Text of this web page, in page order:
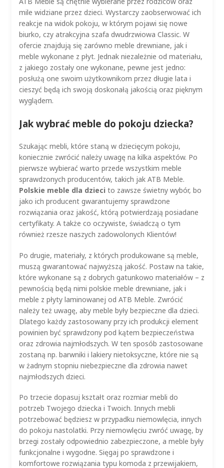
mile widziane przez dzieci. Wystarczy zaobserwować ich
reakcje na widok pokoju, w którym pojawi się nowe
biurko, czy atrakcyjna szafa dwudrzwiowa Classic. W
ofercie znajdują się zarówno meble drewniane, jak i
meble wykonane z płyt. Jednak niezależnie od materiału,
z jakiego zostały one wykonane, pewne jest jedno:
posłużą one swoim użytkownikom przez długie lata i
cieszyć będą ich swoją doskonałą jakością oraz pięknym
wyglądem.
Jak wybrać meble do pokoju dziecka?
Szukając mebli, które staną w dziecięcym pokoju,
koniecznie zwrócić należy uwagę na kilka aspektów. Po
pierwsze wybierać warto przede wszystkim meble
sprawdzonych producentów, takich jak ATB Meble.
Polskie meble dla dzieci to zawsze świetny wybór, bo
jako ich producent gwarantujemy sprawdzone
rozwiązania oraz jakość, którą potwierdzają posiadane
certyfikaty. A także co oczywiste, świadczą o tym
również rzesze naszych zadowolonych Klientów!
Po drugie, materiały, z których produkowane są meble,
muszą gwarantować najwyższą jakość. Postaw na takie,
które wykonane są z dobrych gatunkowo materiałów – z
pewnością będą nimi polskie meble drewniane, jak i
meble z płyty laminowanej od ATB Meble. Zwrócić
należy też uwagę, aby meble były bezpieczne dla dzieci.
Dlatego każdy zastosowany przy ich produkcji element
powinien być sprawdzony pod kątem bezpieczeństwa
oraz zdrowia najmłodszych. W ten sposób zastosowane
zostaną np. barwniki i lakiery nietoksyczne, które nie są
w żadnym stopniu niebezpieczne dla zdrowia nawet
najmłodszych dzieci.
Po trzecie dopasuj kształt oraz rozmiar mebli do
potrzeb Twojego dziecka i Twoich. Innych mebli
potrzebować będziesz w przypadku niemowlęcia, innych
do pokoju nastolatki. Przy niemowlęciu zwróć uwagę, by
brzegi zostały odpowiednio zabezpieczone, a meble były
funkcjonalne i wygodne. Sięgaj po sprawdzone i
komfortowe rozwiązania typu komoda z przewijakiem,